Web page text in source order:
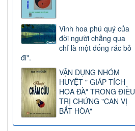
Vinh hoa phú quý của
đời người chẳng qua
chỉ là một đống rác bỏ
đi".
VẬN DỤNG NHÓM
HUYỆT " GIÁP TÍCH
HOA ĐÀ" TRONG ĐIỀU
TRỊ CHỨNG "CAN VỊ
BẤT HÒA"